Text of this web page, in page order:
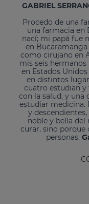
GABRIEL
Procedo de una
una farmacia en
nací; mi papá fue
en
como cirujano en
mis seis
en Estados
en distintos
cuatro estudian y
con la salud, y una
estudiar medicina.
y
noble y bella
curar, sino porque
personas.